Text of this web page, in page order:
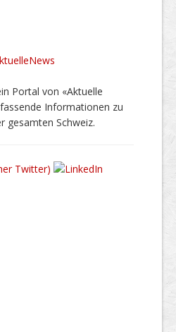
Portal von «Aktuelle
Informationen zu
gesamten Schweiz.